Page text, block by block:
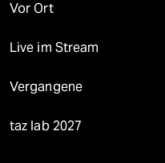
Vor Ort
Live im Stream
Vergangene
taz lab 2027